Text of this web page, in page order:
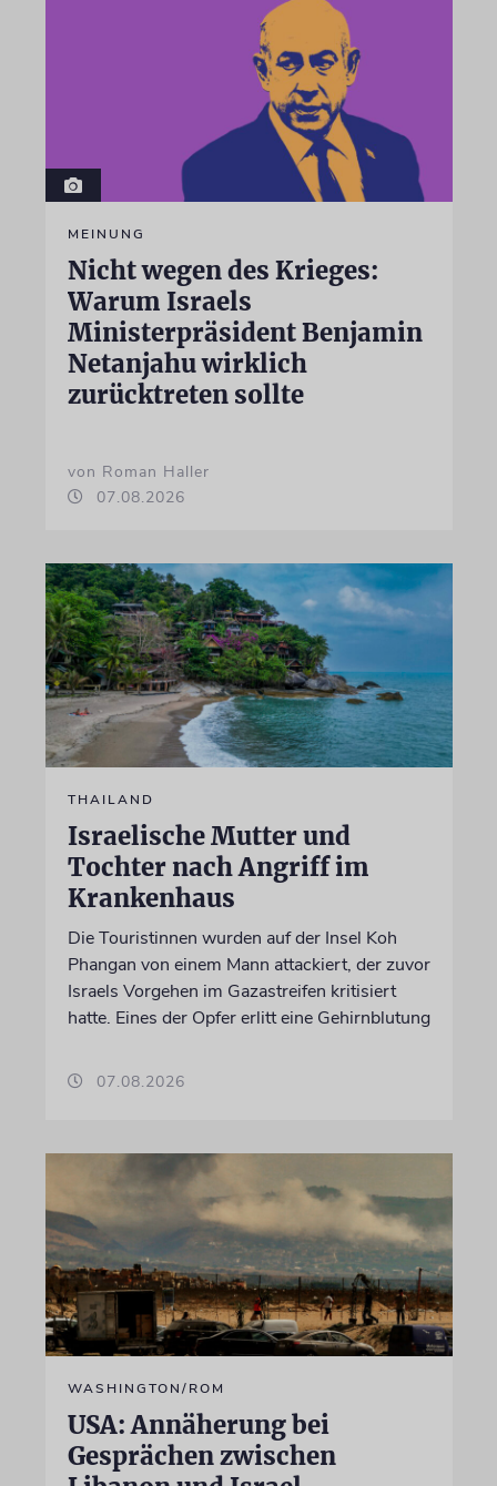
MEINUNG
Nicht wegen des Krieges:
Warum Israels
Ministerpräsident Benjamin
Netanjahu wirklich
zurücktreten sollte
von Roman Haller
07.08.2026
THAILAND
Israelische Mutter und
Tochter nach Angriff im
Krankenhaus
Die Touristinnen wurden auf der Insel Koh
Phangan von einem Mann attackiert, der zuvor
Israels Vorgehen im Gazastreifen kritisiert
hatte. Eines der Opfer erlitt eine Gehirnblutung
07.08.2026
WASHINGTON/ROM
USA: Annäherung bei
Gesprächen zwischen